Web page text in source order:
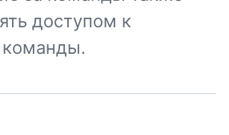
доступом к
команды.